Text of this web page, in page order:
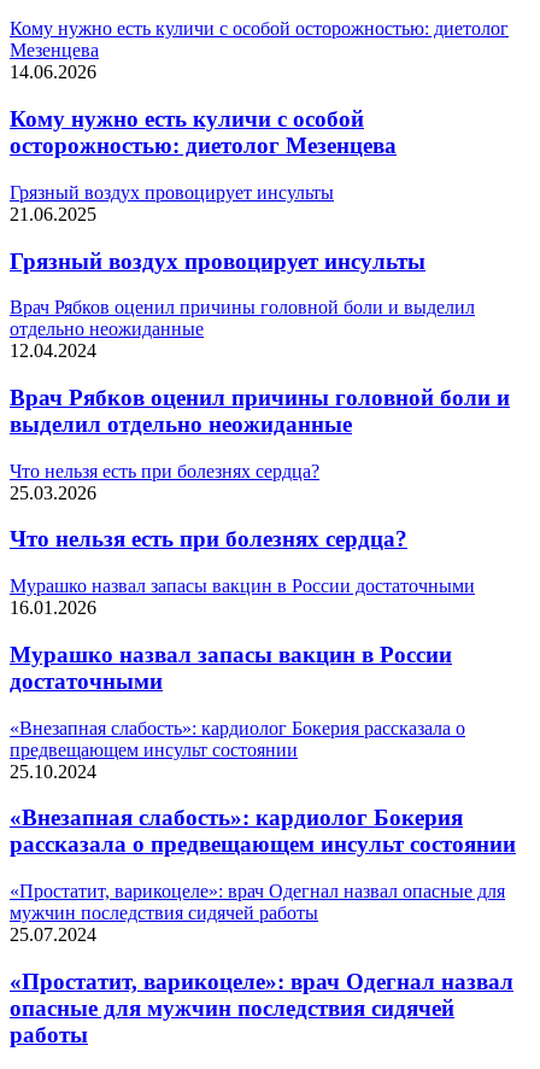
Кому нужно есть куличи с особой осторожностью: диетолог
Мезенцева
14.06.2026
Кому нужно есть куличи с особой
осторожностью: диетолог Мезенцева
Грязный воздух провоцирует инсульты
21.06.2025
Грязный воздух провоцирует инсульты
Врач Рябков оценил причины головной боли и выделил
отдельно неожиданные
12.04.2024
Врач Рябков оценил причины головной боли и
выделил отдельно неожиданные
Что нельзя есть при болезнях сердца?
25.03.2026
Что нельзя есть при болезнях сердца?
Мурашко назвал запасы вакцин в России достаточными
16.01.2026
Мурашко назвал запасы вакцин в России
достаточными
«Внезапная слабость»: кардиолог Бокерия рассказала о
предвещающем инсульт состоянии
25.10.2024
«Внезапная слабость»: кардиолог Бокерия
рассказала о предвещающем инсульт состоянии
«Простатит, варикоцеле»: врач Одегнал назвал опасные для
мужчин последствия сидячей работы
25.07.2024
«Простатит, варикоцеле»: врач Одегнал назвал
опасные для мужчин последствия сидячей
работы